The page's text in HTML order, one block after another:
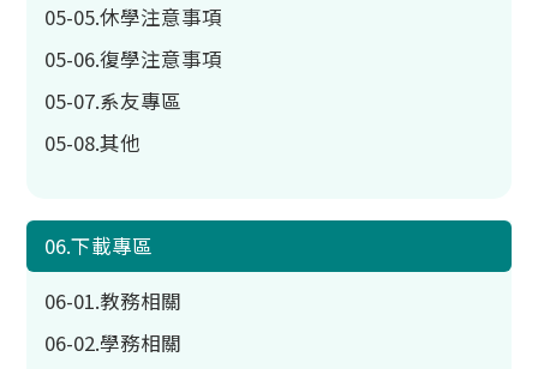
05-05.休學注意事項
05-06.復學注意事項
05-07.系友專區
05-08.其他
06.下載專區
06-01.教務相關
06-02.學務相關